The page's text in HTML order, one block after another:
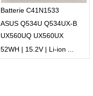
Batterie C41N1533
ASUS Q534U Q534UX-B
UX560UQ UX560UX
UX560UQ-1 GRADE A
52WH | 15.2V | Li-ion ...